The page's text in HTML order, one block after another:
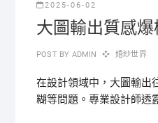
2025-06-02
大圖輸出質感
POST BY ADMIN 婚紗世界
在設計領域中，大圖輸出
糊等問題。專業設計師透